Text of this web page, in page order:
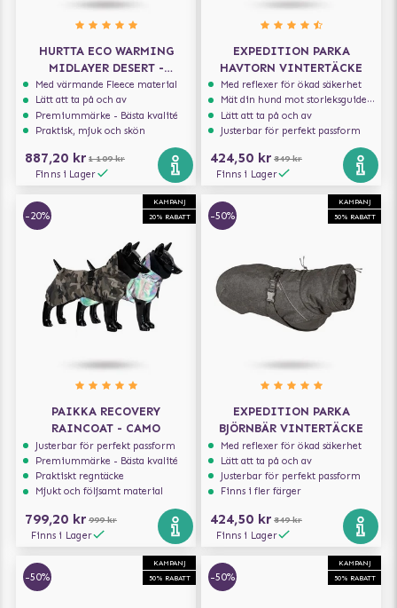
HURTTA ECO WARMING
MIDLAYER DESERT -
HUNDTÄCKE
Med värmande Fleece material
Lätt att ta på och av
Premiummärke - Bästa kvalité
Praktisk, mjuk och skön
887,20 kr 1 109 kr
Finns i Lager
EXPEDITION PARKA
HAVTORN VINTERTÄCKE
Med reflexer för ökad säkerhet
Mät din hund mot storleksguiden för att få rätt storlek
Lätt att ta på och av
Justerbar för perfekt passform
424,50 kr 849 kr
Finns i Lager
KAMPANJ
20% RABATT
-20%
PAIKKA RECOVERY
RAINCOAT - CAMO
Justerbar för perfekt passform
Premiummärke - Bästa kvalité
Praktiskt regntäcke
Mjukt och följsamt material
799,20 kr 999 kr
Finns i Lager
KAMPANJ
50% RABATT
-50%
EXPEDITION PARKA
BJÖRNBÄR VINTERTÄCKE
Med reflexer för ökad säkerhet
Lätt att ta på och av
Justerbar för perfekt passform
Finns i fler färger
424,50 kr 849 kr
Finns i Lager
KAMPANJ
50% RABATT
-50%
KAMPANJ
50% RABATT
-50%